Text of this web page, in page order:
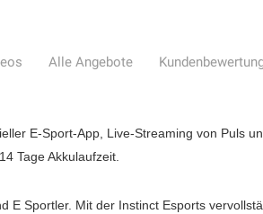
Alle Angebote
E-Sport-App, Live-Streaming von Puls
Tage Akkulaufzeit.
E Sportler. Mit der Instinct Esports